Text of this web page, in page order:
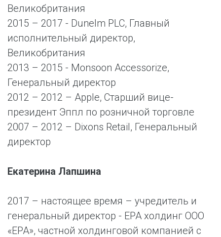
Великобритания
2015 – 2017 - Dunelm PLC, Главный
исполнительный директор,
Великобритания
2013 – 2015 - Monsoon Accessorize,
Генеральный директор
2012 – 2012 – Apple, Старший вице-
президент Эппл по розничной торговле
2007 – 2012 – Dixons Retail, Генеральный
директор
Екатерина Лапшина
2017 – настоящее время – учредитель и
генеральный директор - ЕРА холдинг ООО
«ЕРА», частной холдинговой компанией с